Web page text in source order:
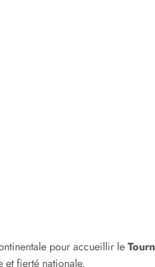
pour accueillir le
et fierté nationale.